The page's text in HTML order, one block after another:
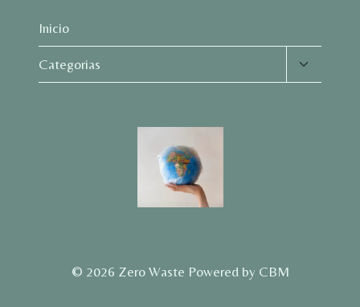
Inicio
Categorias
Alternar
menú
© 2026 Zero Waste Powered by CBM